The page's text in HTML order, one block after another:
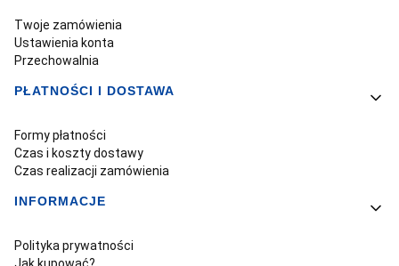
Twoje zamówienia
Ustawienia konta
Przechowalnia
PŁATNOŚCI I DOSTAWA
Formy płatności
Czas i koszty dostawy
Czas realizacji zamówienia
INFORMACJE
Polityka prywatności